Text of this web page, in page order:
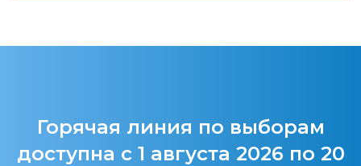
Горячая линия по выборам
доступна с 1 августа 2026 по 20